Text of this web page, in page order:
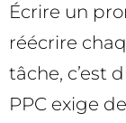
Écrire un
réécrire
tâche, c’est
PPC exige